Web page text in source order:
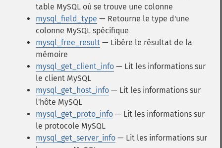
table MySQL où se trouve une colonne
mysql_field_type — Retourne le type d'une
colonne MySQL spécifique
mysql_free_result — Libère le résultat de la
mémoire
mysql_get_client_info — Lit les informations sur
le client MySQL
mysql_get_host_info — Lit les informations sur
l'hôte MySQL
mysql_get_proto_info — Lit les informations sur
le protocole MySQL
mysql_get_server_info — Lit les informations sur